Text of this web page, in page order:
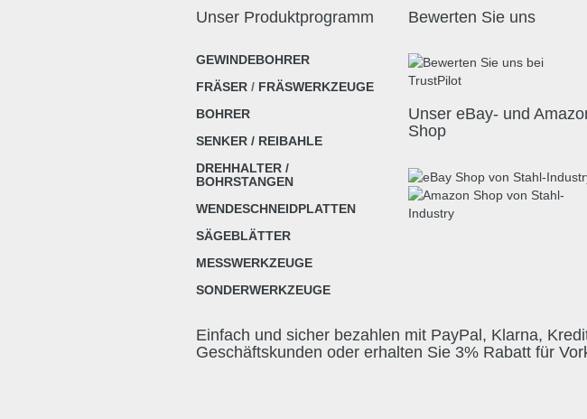
Unser Produktprogramm
GEWINDEBOHRER
FRÄSER / FRÄSWERKZEUGE
BOHRER
SENKER / REIBAHLE
DREHHALTER /
BOHRSTANGEN
WENDESCHNEIDPLATTEN
SÄGEBLÄTTER
MESSWERKZEUGE
SONDERWERKZEUGE
Bewerten Sie uns
Unser eBay- und
Shop
Einfach und sicher bezahlen mit PayPal, Klarna,
Geschäftskunden oder erhalten Sie 3% Rabatt für